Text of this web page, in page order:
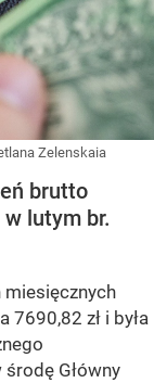
Zelenskaia
brutto
lutym br.
miesięcznych
zł i była
Główny